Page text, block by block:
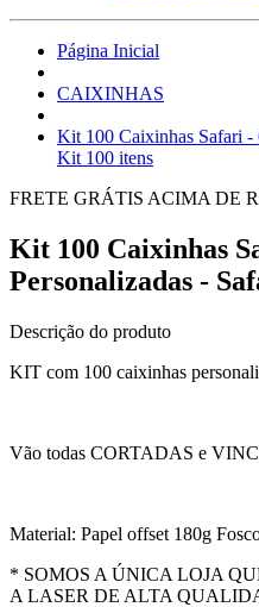
Página Inicial
CAIXINHAS
Kit 100 Caixinhas Safari -
Kit 100 itens
FRETE GRÁTIS ACIMA DE
Kit 100 Caixinhas
Personalizadas -
Descrição do produto
KIT com 100 caixinhas
Vão todas CORTADAS e
Material: Papel offset 180g
* SOMOS A ÚNICA LOJA
A LASER DE ALTA